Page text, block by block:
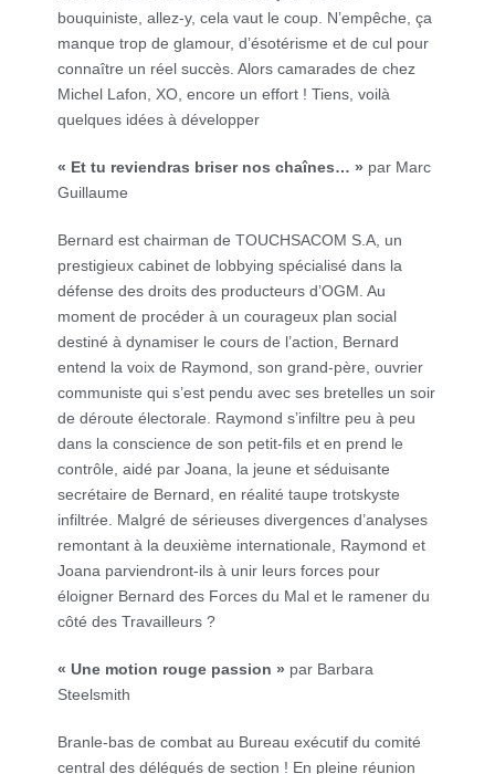
bouquiniste, allez-y, cela vaut le coup. N’empêche, ça
manque trop de glamour, d’ésotérisme et de cul pour
connaître un réel succès. Alors camarades de chez
Michel Lafon, XO, encore un effort ! Tiens, voilà
quelques idées à développer
« Et tu reviendras briser nos chaînes… » par Marc
Guillaume
Bernard est chairman de TOUCHSACOM S.A, un
prestigieux cabinet de lobbying spécialisé dans la
défense des droits des producteurs d’OGM. Au
moment de procéder à un courageux plan social
destiné à dynamiser le cours de l’action, Bernard
entend la voix de Raymond, son grand-père, ouvrier
communiste qui s’est pendu avec ses bretelles un soir
de déroute électorale. Raymond s’infiltre peu à peu
dans la conscience de son petit-fils et en prend le
contrôle, aidé par Joana, la jeune et séduisante
secrétaire de Bernard, en réalité taupe trotskyste
infiltrée. Malgré de sérieuses divergences d’analyses
remontant à la deuxième internationale, Raymond et
Joana parviendront-ils à unir leurs forces pour
éloigner Bernard des Forces du Mal et le ramener du
côté des Travailleurs ?
« Une motion rouge passion » par Barbara
Steelsmith
Branle-bas de combat au Bureau exécutif du comité
central des délégués de section ! En pleine réunion